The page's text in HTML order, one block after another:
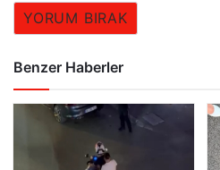
YORUM BIRAK
Benzer Haberler